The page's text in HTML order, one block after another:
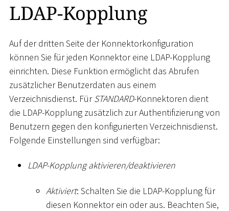
LDAP-Kopplung
Auf der dritten Seite der Konnektorkonfiguration
können Sie für jeden Konnektor eine LDAP-Kopplung
einrichten. Diese Funktion ermöglicht das Abrufen
zusätzlicher Benutzerdaten aus einem
Verzeichnisdienst. FürSTANDARD-Konnektoren dient
die LDAP-Kopplung zusätzlich zur Authentifizierung von
Benutzern gegen den konfigurierten Verzeichnisdienst.
Folgende Einstellungen sind verfügbar:
LDAP-Kopplung aktivieren/deaktivieren
Aktiviert: Schalten Sie die LDAP-Kopplung für
diesen Konnektor ein oder aus. Beachten Sie,